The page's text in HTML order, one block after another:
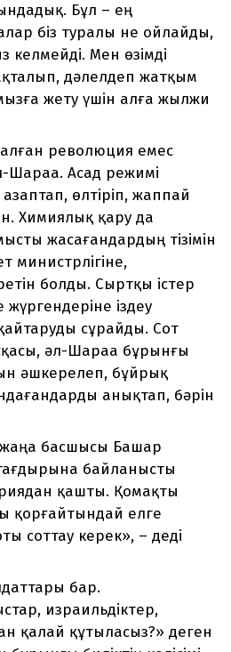
Бұл – ең
біз туралы не ойлайды,
келмейді. Мен өзімді
дәлелдеп жатқым
жету үшін алға жылжи
революция емес
Шараа. Асад режимі
өлтіріп, жаппай
Химиялық қару да
жасағандардың тізімін
министрлігіне,
болды. Сыртқы істер
іздеу
сұрайды. Сот
әл-Шараа бұрынғы
әшкерелеп, бұйрық
анықтап, бәрін
басшысы Башар
байланысты
қашты. Қомақты
қорғайтындай елге
соттау керек», – деді
бар.
израильдіктер,
қалай құтыласыз?» деген